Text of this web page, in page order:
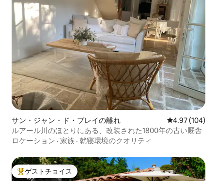
サン・ジャン・ド・ブレイの離れ レビュー104
4.97 (104)
ルアール川のほとりにある、改装された1800年の古い厩舎
ロケーション · 家族 · 就寝環境のクオリティ
大好評のゲストチョイスです。
ゲストチョイス